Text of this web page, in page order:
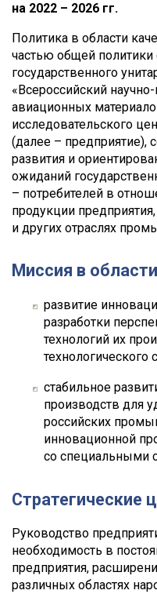
на 2022 – 2026 гг.
Политика в области
частью общей
государственного
«Всероссийский
авиационных
исследовательского
(далее – предприятие),
развития и
ожиданий
– потребителей в
продукции
и других отраслях
Миссия в
развитие
разработки
технологий их
стабильное
производств для
российских
инновационной
со специальными
Стратегические
Руководство
необходимость в
предприятия,
различных областях